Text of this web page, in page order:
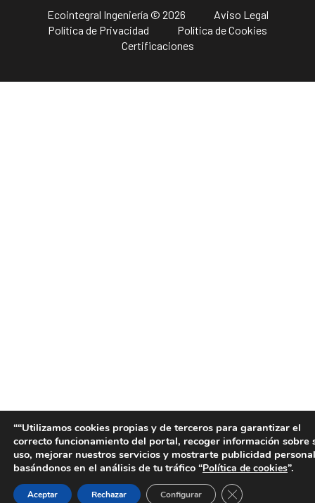
Ecointegral Ingeniería © 2026
Aviso Legal
Política de Privacidad
Política de Cookies
Certificaciones
““Utilizamos cookies propias y de terceros para garantizar el
correcto funcionamiento del portal, recoger información sobre
uso, mejorar nuestros servicios y mostrarte publicidad
basándonos en el análisis de tu tráfico “Política de cookies”.
Aceptar Rechazar Configurar Cerrar el banner